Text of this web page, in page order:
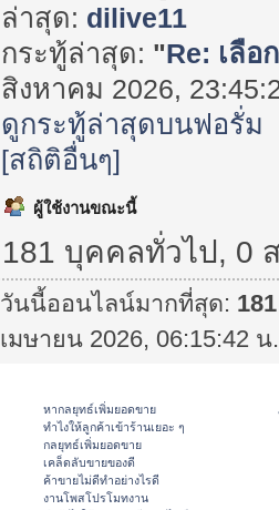
ล่าสุด: dilive11
กระทู้ล่าสุด: "Re: เลือ
สิงหาคม 2026,
ดูกระทู้ล่าสุดบนฟอรั่ม
[สถิติอื่นๆ]
ผู้ใช้งานขณะนี้
181 บุคคลทั่วไป, 0
วันนี้ออนไลน์มากที่สุด: 181
เมษายน 2026, 06:15:42 น
หากลยุทธ์เพิ่มยอดขาย
ทําไงให้ลูกค้าเข้าร้านเยอะ ๆ
กลยุทธ์เพิ่มยอดขาย
เคล็ดลับขายของดี
ค้าขายไม่ดีทำอย่างไรดี
งานโพสโปรโมทงาน